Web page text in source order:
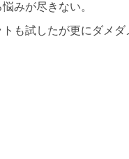
みが尽きない。
も試したが更にダメ